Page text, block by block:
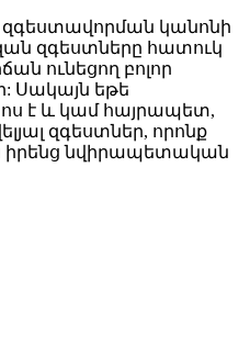
կանոնի
զգեստները հատուկ
ունեցող բոլոր
Սակայն եթե
է և կամ հայրապետ,
զգեստներ, որոնք
իրենց նվիրապետական